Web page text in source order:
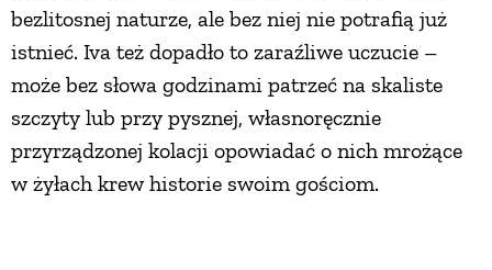
bezlitosnej naturze, ale bez niej nie potrafią już
istnieć. Iva też dopadło to zaraźliwe uczucie –
może bez słowa godzinami patrzeć na skaliste
szczyty lub przy pysznej, własnoręcznie
przyrządzonej kolacji opowiadać o nich mrożące
w żyłach krew historie swoim gościom.